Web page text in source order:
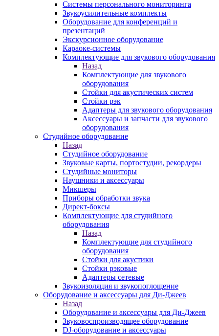
Системы персонального мониторинга
Звукоусилительные комплекты
Оборудование для конференций и
презентаций
Экскурсионное оборудование
Караоке-системы
Комплектующие для звукового оборудования
Назад
Комплектующие для звукового
оборудования
Стойки для акустических систем
Стойки рэк
Адаптеры для звукового оборудования
Аксессуары и запчасти для звукового
оборудования
Студийное оборудование
Назад
Студийное оборудование
Звуковые карты, портостудии, рекордеры
Студийные мониторы
Наушники и аксессуары
Микшеры
Приборы обработки звука
Директ-боксы
Комплектующие для студийного
оборудования
Назад
Комплектующие для студийного
оборудования
Стойки для акустики
Стойки рэковые
Адаптеры сетевые
Звукоизоляция и звукопоглощение
Оборудование и аксессуары для Ди-Джеев
Назад
Оборудование и аксессуары для Ди-Джеев
Звуковоспроизводящее оборудование
DJ-оборудование и аксессуары